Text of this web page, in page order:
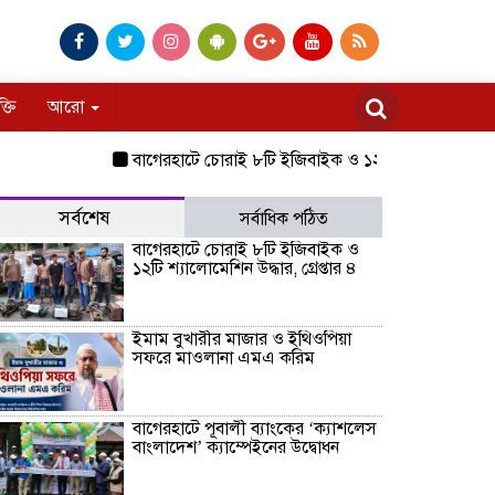
আরো
বাগেরহাটে চোরাই ৮টি ইজিবাইক ও ১২টি শ্যালোমেশিন উদ্ধার,
সর্বশেষ
সর্বাধিক পঠিত
বাগেরহাটে চোরাই ৮টি ইজিবাইক ও
১২টি শ্যালোমেশিন উদ্ধার, গ্রেপ্তার ৪
ইমাম বুখারীর মাজার ও ইথিওপিয়া
সফরে মাওলানা এমএ করিম
বাগেরহাটে পূবালী ব্যাংকের ‘ক্যাশলেস
বাংলাদেশ’ ক্যাম্পেইনের উদ্বোধন